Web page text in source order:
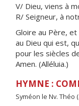
V/ Dieu, viens à
R/ Seigneur, à
Gloire au Père, et
au Dieu qui est,
pour les siècles
Amen. (Alléluia.)
HYMNE :
Syméon le Nv. Théo